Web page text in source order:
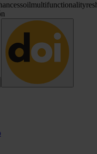
soilmultifunctionality